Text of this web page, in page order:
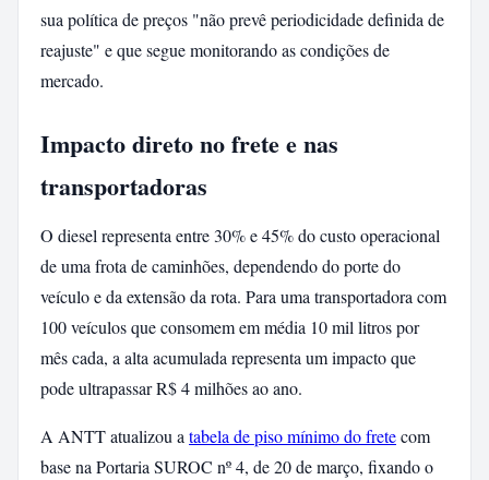
sua política de preços "não prevê periodicidade definida de
reajuste" e que segue monitorando as condições de
mercado.
Impacto direto no frete e nas
transportadoras
O diesel representa entre 30% e 45% do custo operacional
de uma frota de caminhões, dependendo do porte do
veículo e da extensão da rota. Para uma transportadora com
100 veículos que consomem em média 10 mil litros por
mês cada, a alta acumulada representa um impacto que
pode ultrapassar R$ 4 milhões ao ano.
A ANTT atualizou atabela de piso mínimo do fretecom
base na Portaria SUROC nº 4, de 20 de março, fixando o